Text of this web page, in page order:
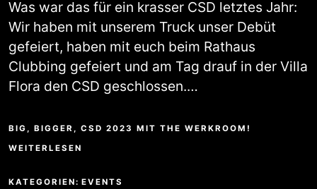
Was war das für ein krasser CSD letztes Jahr:
Wir haben mit unserem Truck unser Debüt
gefeiert, haben mit euch beim Rathaus
Clubbing gefeiert und am Tag drauf in der Villa
Flora den CSD geschlossen.…
BIG, BIGGER, CSD 2023 MIT THE WERKROOM!
WEITERLESEN
KATEGORIEN: EVENTS